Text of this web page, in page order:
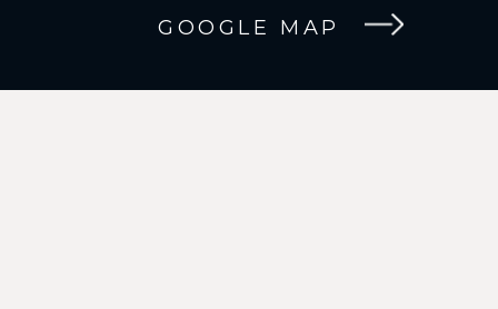
GOOGLE MAP